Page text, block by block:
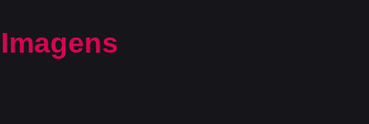
Imagens